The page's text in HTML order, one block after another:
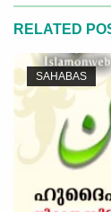
RELATED
SAHABAS